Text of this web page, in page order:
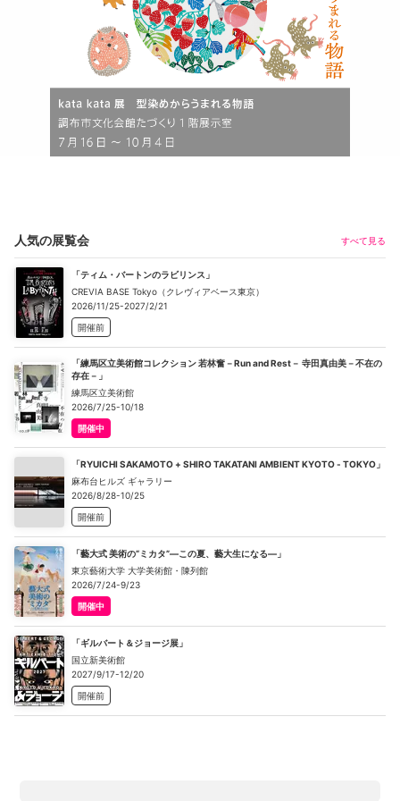
人気の展覧会 すべて見る
「ティム・バートンのラビリンス」
CREVIA BASE Tokyo（クレヴィアベース東京）
2026/11/25-2027/2/21
開催前
「練馬区立美術館コレクション 若林奮－Run and Rest－ 寺田真由美－不在の
存在－」
練馬区立美術館
2026/7/25-10/18
開催中
「RYUICHI SAKAMOTO + SHIRO TAKATANI AMBIENT KYOTO - TOKYO」
麻布台ヒルズ ギャラリー
2026/8/28-10/25
開催前
「藝大式 美術の“ミカタ”―この夏、藝大生になる―」
東京藝術大学 大学美術館・陳列館
2026/7/24-9/23
開催中
「ギルバート＆ジョージ展」
国立新美術館
2027/9/17-12/20
開催前